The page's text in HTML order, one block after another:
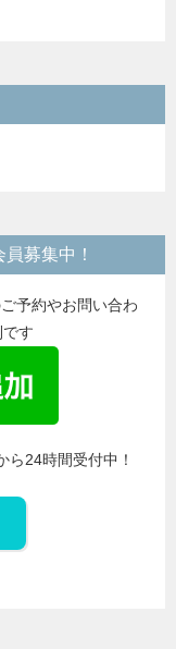
募集中！
予約やお問い合わ
す
ら24時間受付中！